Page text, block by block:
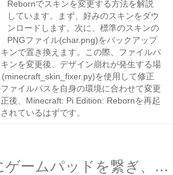
Rebornでスキンを変更する方法を解説
しています。まず、好みのスキンをダウ
ンロードします。次に、標準のスキンの
PNGファイル(char.png)をバックアップ
ンで置き換えます。この際、ファイルパ
ンを変更後、デザイン崩れが発生する場
を使用して修正
ァイルパスを自身の環境に合わせて変更
後、Minecraft: Pi Edition: Rebornを再起
れているはずです。
Rasbperry Piにゲームパッドを繋ぎ、マインクラフトを操作する